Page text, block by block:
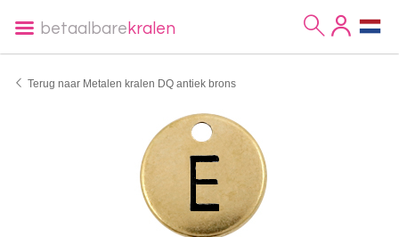
betaalbare kralen
Terug naar Metalen kralen DQ antiek brons